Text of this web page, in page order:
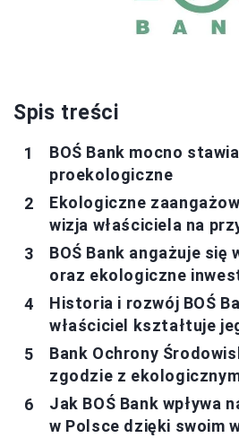
Spis treści
BOŚ Bank mocno
proekologiczne
Ekologiczne
wizja właściciela na
BOŚ Bank angażuje się
oraz ekologiczne
Historia i rozwój BOŚ
właściciel kształtuje
Bank Ochrony
zgodzie z
Jak BOŚ Bank wpływa
w Polsce dzięki swoim